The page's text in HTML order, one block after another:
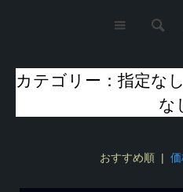
カテゴリー：指定な
な
おすすめ順 |